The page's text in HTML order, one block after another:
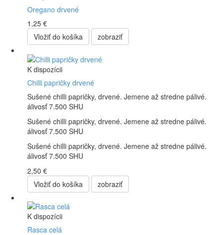
Oregano drvené
1,25 €
Vložiť do košíka
zobraziť
K dispozícii
Chilli papričky drvené
Sušené chilli papričky, drvené. Jemene až stredne pálivé.
álivosť 7.500 SHU
Sušené chilli papričky, drvené. Jemene až stredne pálivé.
álivosť 7.500 SHU
Sušené chilli papričky, drvené. Jemene až stredne pálivé.
álivosť 7.500 SHU
2,50 €
Vložiť do košíka
zobraziť
K dispozícii
Rasca celá